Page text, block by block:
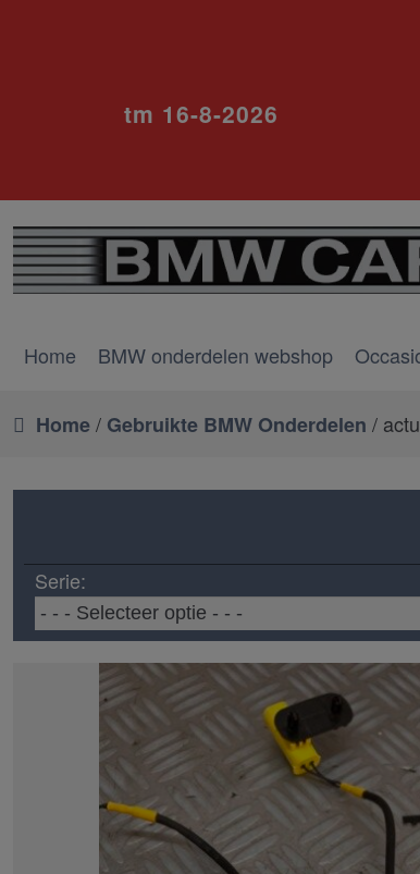
ivm
tm 16-8-2026
Home BMW onderdelen webshop
Home/ Gebruikte BMW Onderdelen /
Serie: